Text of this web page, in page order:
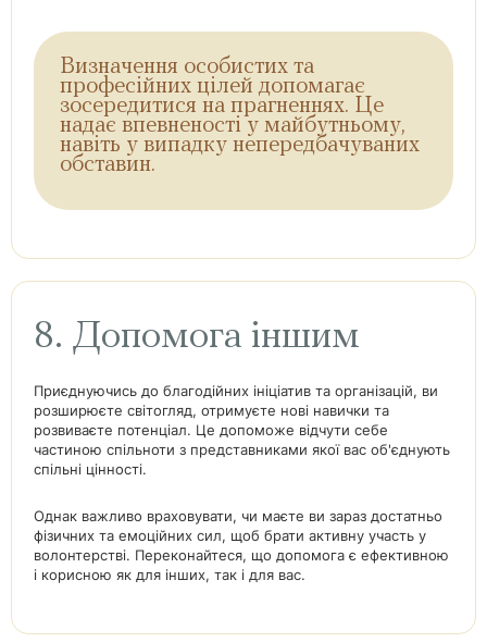
Визначення особистих та
професійних цілей допомагає
зосередитися на прагненнях. Це
надає впевненості у майбутньому,
навіть у випадку непередбачуваних
обставин.
8. Допомога іншим
Приєднуючись до благодійних ініціатив та організацій, ви
розширюєте світогляд, отримуєте нові навички та
розвиваєте потенціал. Це допоможе відчути себе
частиною спільноти з представниками якої вас об'єднують
спільні цінності.
Однак важливо враховувати, чи маєте ви зараз достатньо
фізичних та емоційних сил, щоб брати активну участь у
волонтерстві. Переконайтеся, що допомога є ефективною
і корисною як для інших, так і для вас.